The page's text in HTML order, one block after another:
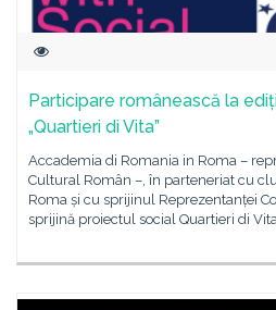
Participare românească la
„Quartieri di Vita”
Accademia di Romania in Roma –
Cultural Român –, în parteneriat cu
Roma și cu sprijinul Reprezentanței
sprijină proiectul social Quartieri di